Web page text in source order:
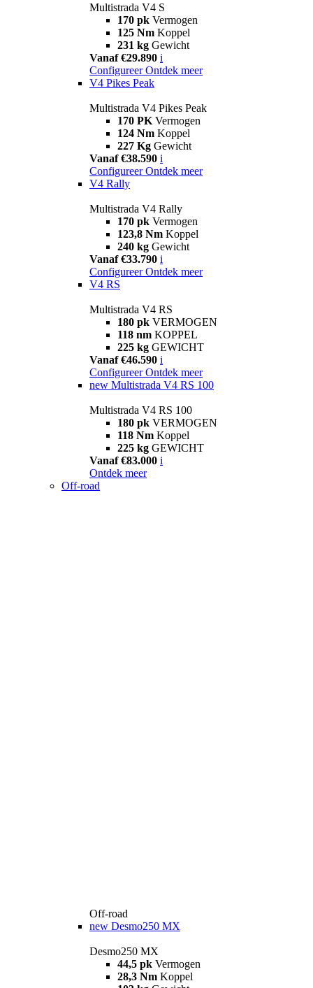
Multistrada V4 S
170 pk Vermogen
125 Nm Koppel
231 kg Gewicht
Vanaf €29.890 i
Configureer Ontdek meer
V4 Pikes Peak
Multistrada V4 Pikes Peak
170 PK Vermogen
124 Nm Koppel
227 Kg Gewicht
Vanaf €38.590 i
Configureer Ontdek meer
V4 Rally
Multistrada V4 Rally
170 pk Vermogen
123,8 Nm Koppel
240 kg Gewicht
Vanaf €33.790 i
Configureer Ontdek meer
V4 RS
Multistrada V4 RS
180 pk VERMOGEN
118 nm KOPPEL
225 kg GEWICHT
Vanaf €46.590 i
Configureer Ontdek meer
new Multistrada V4 RS 100
Multistrada V4 RS 100
180 pk VERMOGEN
118 Nm Koppel
225 kg GEWICHT
Vanaf €83.000 i
Ontdek meer
Off-road
Off-road
new Desmo250 MX
Desmo250 MX
44,5 pk Vermogen
28,3 Nm Koppel